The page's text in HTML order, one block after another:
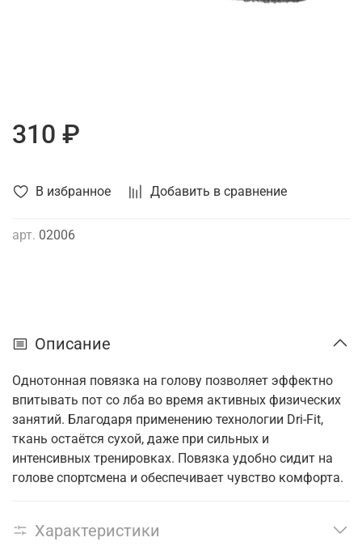
В избранное Добавить в сравнение
арт. 02006
310 ₽
Описание
Однотонная повязка на голову позволяет эффектно
впитывать пот со лба во время активных физических
занятий. Благодаря применению технологии Dri-Fit,
ткань остаётся сухой, даже при сильных и
интенсивных тренировках. Повязка удобно сидит на
голове спортсмена и обеспечивает чувство комфорта.
Характеристики